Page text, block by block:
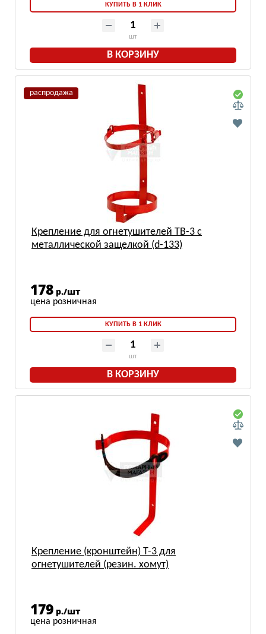
КУПИТЬ В 1 КЛИК
шт
В КОРЗИНУ
распродажа
Крепление для огнетушителей ТВ-3 с
металлической защелкой (d-133)
178 р./шт
КУПИТЬ В 1 КЛИК
шт
В КОРЗИНУ
Крепление (кронштейн) Т-3 для
огнетушителей (резин. хомут)
179 р./шт